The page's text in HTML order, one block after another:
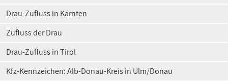
Drau-Zufluss in Kärnten
Zufluss der Drau
Drau-Zufluss in Tirol
Kfz-Kennzeichen: Alb-Donau-Kreis in Ulm/Donau